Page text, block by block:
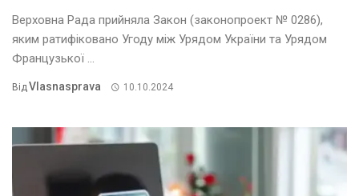
Верховна Рада прийняла Закон (законопроект № 0286),
яким ратифіковано Угоду між Урядом України та Урядом
Французької ...
ВідVlasnasprava 10.10.2024